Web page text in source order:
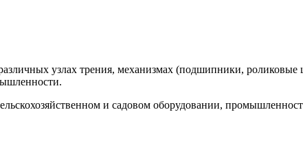
узлах трения, механизмах (подшипники,
и садовом оборудовании,